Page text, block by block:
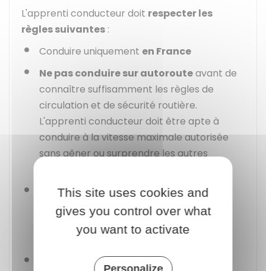
L'apprenti conducteur doit respecter les
règles suivantes :
Conduire uniquement en France
Ne pas conduire sur autorouteavant de
connaître suffisamment les règles de
circulation et de sécurité routière.
L'apprenti conducteur doit être apte à
conduire à la vitesse maximale autorisée
sans gêner ou surprendre les autres
Ne pas conduire dans les zones
interdites à l'apprentissage de la
. Se Renseigner auprès de la
mairie pour les connaître.
Avoir à bord du véhicule lelivret
This site uses cookies and
gives you control over what
you want to activate
Personalize